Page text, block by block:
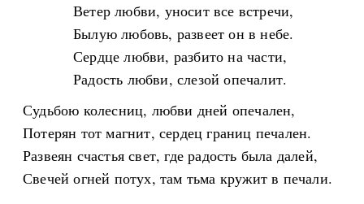
Ветер любви, уносит все встречи,
Былую любовь, развеет он в небе.
Сердце любви, разбито на части,
Радость любви, слезой опечалит.
Судьбою колесниц, любви дней опечален,
Потерян тот магнит, сердец границ печален.
Развеян счастья свет, где радость была далей,
Свечей огней потух, там тьма кружит в печали.